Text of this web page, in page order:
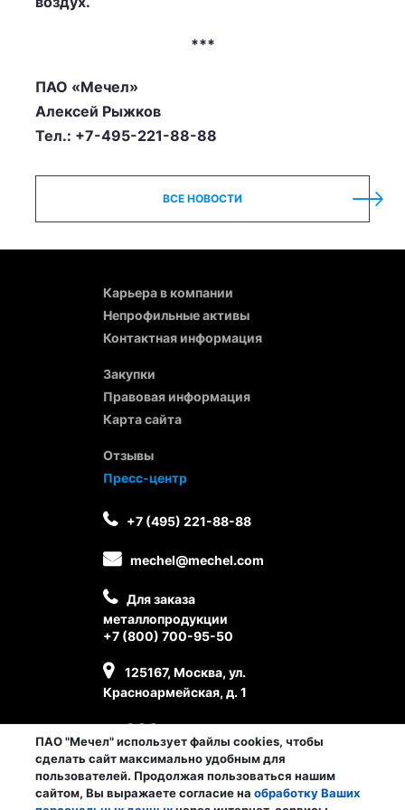
***
ПАО «Мечел»
Алексей Рыжков
Тел.: +7-495-221-88-88
ВСЕ НОВОСТИ
Карьера в компании
Непрофильные активы
Контактная информация
Закупки
Правовая информация
Карта сайта
Отзывы
Пресс-центр
+7 (495) 221-88-88
mechel@mechel.com
Для заказа
металлопродукции
+7 (800) 700-95-50
125167, Москва, ул.
Красноармейская, д. 1
ПАО "Мечел" использует файлы cookies, чтобы
сделать сайт максимально удобным для
пользователей. Продолжая пользоваться нашим
сайтом, Вы выражаете согласие на обработку Ваших